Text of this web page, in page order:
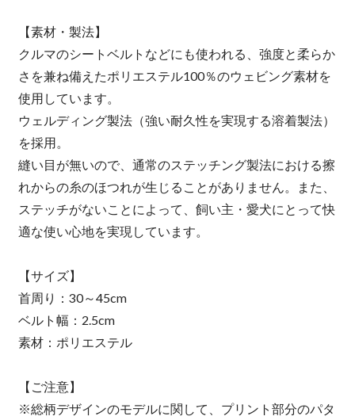
【素材・製法】
クルマのシートベルトなどにも使われる、強度と柔らか
さを兼ね備えたポリエステル100％のウェビング素材を
使用しています。
ウェルディング製法（強い耐久性を実現する溶着製法）
を採用。
縫い目が無いので、通常のステッチング製法における擦
れからの糸のほつれが生じることがありません。また、
ステッチがないことによって、飼い主・愛犬にとって快
適な使い心地を実現しています。
【サイズ】
首周り：30～45cm
ベルト幅：2.5cm
素材：ポリエステル
【ご注意】
※総柄デザインのモデルに関して、プリント部分のパタ